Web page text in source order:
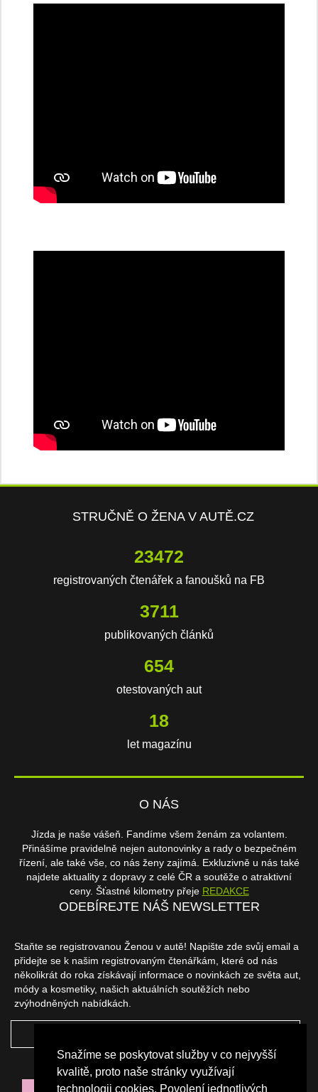
Snažíme se poskytovat služby v co nejvyšší
kvalitě, proto naše stránky využívají
technologii cookies. Povolení jednotlivých
STRUČNĚ O ŽENA V AUTĚ.CZ
23472
registrovaných čtenářek a fanoušků na FB
3711
publikovaných článků
654
otestovaných aut
18
let magazínu
O NÁS
Jízda je naše vášeň. Fandíme všem ženám za volantem.
Přinášíme pravidelně nejen autonovinky a rady o bezpečném
řízení, ale také vše, co nás ženy zajímá. Exkluzivně u nás také
najdete aktuality z dopravy z celé ČR a soutěže o atraktivní
ceny. Šťastné kilometry přeje REDAKCE
ODEBÍREJTE NÁŠ NEWSLETTER
Staňte se registrovanou Ženou v autě! Napište zde svůj email a
přidejte se k našim registrovaným čtenářkám, které od nás
několikrát do roka získávají informace o novinkách ze světa aut,
módy a kosmetiky, našich aktuálních soutěžích nebo
zvýhodněných nabídkách.
NAŠI PARTNEŘI